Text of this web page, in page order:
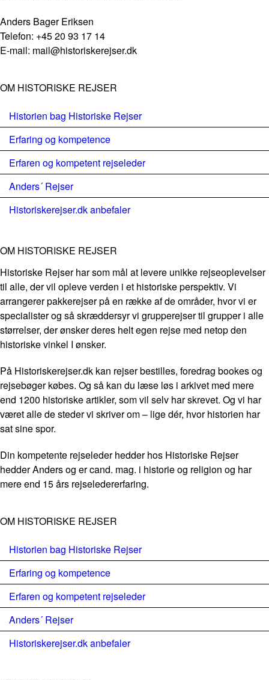
Anders Bager Eriksen
Telefon: +45 20 93 17 14
E-mail: mail@historiskerejser.dk
OM HISTORISKE REJSER
Historien bag Historiske Rejser
Erfaring og kompetence
Erfaren og kompetent rejseleder
Anders´ Rejser
Historiskerejser.dk anbefaler
OM HISTORISKE REJSER
Historiske Rejser har som mål at levere unikke rejseoplevelser
til alle, der vil opleve verden i et historiske perspektiv. Vi
arrangerer pakkerejser på en række af de områder, hvor vi er
specialister og så skræddersyr vi grupperejser til grupper i alle
størrelser, der ønsker deres helt egen rejse med netop den
historiske vinkel I ønsker.
På Historiskerejser.dk kan rejser bestilles, foredrag bookes og
rejsebøger købes. Og så kan du læse løs i arkivet med mere
end 1200 historiske artikler, som vil selv har skrevet. Og vi har
været alle de steder vi skriver om – lige dér, hvor historien har
sat sine spor.
Din kompetente rejseleder hedder hos Historiske Rejser
hedder Anders og er cand. mag. i historie og religion og har
mere end 15 års rejseledererfaring.
OM HISTORISKE REJSER
Historien bag Historiske Rejser
Erfaring og kompetence
Erfaren og kompetent rejseleder
Anders´ Rejser
Historiskerejser.dk anbefaler